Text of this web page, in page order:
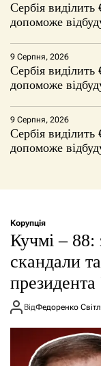
Сербія виділить
допоможе
9 Серпня, 2026
Сербія виділить
допоможе
9 Серпня, 2026
Сербія виділить
допоможе
Корупція
Кучмі – 88:
скандали
ВідФедоренко